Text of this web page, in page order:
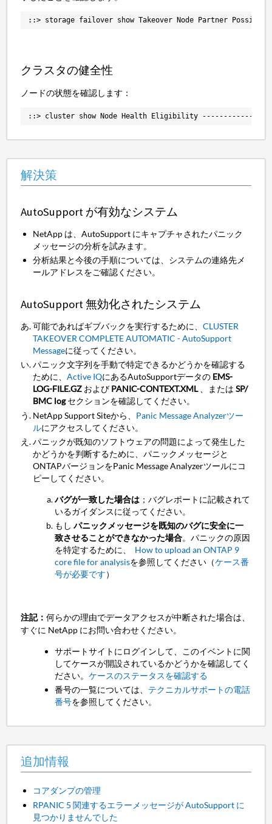
::> storage failover show Takeover Node Partner
クラスタの健全性
ノードの状態を確認します：
::> cluster show Node Health Eligibility
解決策
AutoSupport が有効なシステム
NetApp は、AutoSupport にキャプチャされたパニック
メッセージの分析を試みます。
分析結果と今後の手順については、システムの連絡先メ
ールアドレスをご確認ください。
AutoSupport 無効化されたシステム
可能であればギブバックを実行するために、CLUSTER
TAKEOVER COMPLETE AUTOMATIC - AutoSupport
Messageに従ってください。
パニック文字列を手動で特定できるかどうかを確認する
ために、Active IQにあるAutoSupportデータの EMS-
LOG-FILE.GZ および PANIC-CONTEXT.XML、またはSP/
BMC logセクションを確認してください。
NetApp Support Siteから、 Panic Message Analyzerツー
ルにアクセスしてください。
パニックが既知のソフトウェアの問題によって発生した
かどうかを判断するために、パニックメッセージと
ONTAPバージョンをPanic Message Analyzerツールにコ
ピーしてください。
バグが一致した場合は ；バグレポートに記載されて
いるガイダンスに従ってください。
もしパニックメッセージを既知のバグに安全に一
致させることができなかった場合。パニックの原因
を特定するために、 How to upload an ONTAP 9
core file for analysisを参照してください（ケース番
号が必要です）
注記： 何らかの理由でデータアクセスが中断された場合は、
すぐに NetApp にお問い合わせください。
サポートサイトにログインして、このイベントに関
してケースが開設されているかどうかを確認してく
ださい。ケースのステータスを確認する
番号の一覧については、 テクニカルサポートの電話
番号を参照してください。
追加情報
コアダンプの管理
RPANIC 5 関連するエラーメッセージが AutoSupport に
見つかりませんでした